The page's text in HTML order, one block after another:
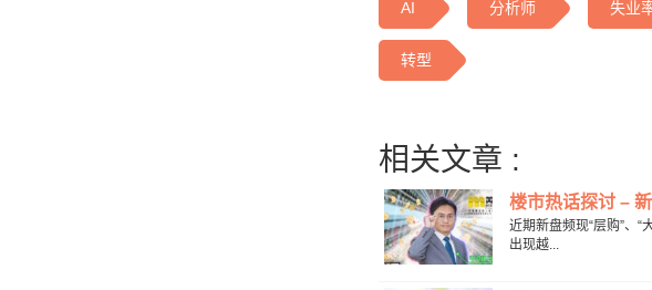
AI 分析师 失业
转型
相关文章 :
楼市热话探讨 –
近期新盘频现“层购”、
出现越...